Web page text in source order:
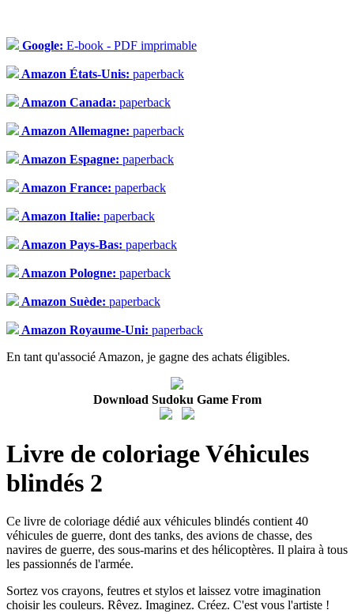
Google: E-book - PDF imprimable
Amazon États-Unis: paperback
Amazon Canada: paperback
Amazon Allemagne: paperback
Amazon Espagne: paperback
Amazon France: paperback
Amazon Italie: paperback
Amazon Pays-Bas: paperback
Amazon Pologne: paperback
Amazon Suède: paperback
Amazon Royaume-Uni: paperback
En tant qu'associé Amazon, je gagne des achats éligibles.
Download Sudoku Game From
Livre de coloriage Véhicules
blindés 2
Ce livre de coloriage dédié aux véhicules blindés contient 40
véhicules de guerre, dont des tanks, des avions de chasse, des
navires de guerre, des sous-marins et des hélicoptères. Il plaira à tous
les passionnés de l'armée.
Sortez vos crayons, feutres et stylos et laissez votre imagination
choisir les couleurs. Rêvez. Imaginez. Créez. C'est vous l'artiste !